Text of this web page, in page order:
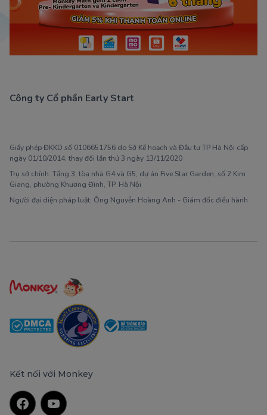
Công ty Cổ phần Early Start
Giấy phép ĐKKD số 0106651756 do Sở Kế hoạch và Đầu tư TP Hà Nội cấp
ngày 01/10/2014, thay đổi lần thứ 3 ngày 13/11/2020
Trụ sở chính: Tầng 3, tòa nhà G4 và G5, dự án Five Star Garden, số 2 Kim
Giang, phường Khương Đình, TP. Hà Nội
Người đại diện pháp luật: Ông Nguyễn Hoàng Anh - Giám đốc điều hành
Kết nối với Monkey